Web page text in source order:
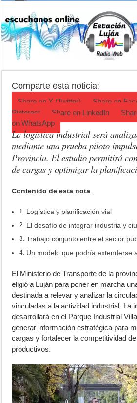
Detuvieron a la mujer que acompañaba
El pronóstico anticipa una semana que
Teatro El Galpón sufrió un robo y pide
Confirmaron la fecha de la Peregrinación
Comparte esta noticia:
Share on X (Twitter) Share on
Pinterest
Share on LinkedIn
onWhatsApp
La logística industrial será
mediante una prueba piloto
Provincia. El estudio permitirá
de cargas y optimizar la
Contenido de esta nota
Logística y planificación vial
El desafío de integrar industria y
Trabajo conjunto entre el sector
Un modelo que podría extenderse
El Ministerio de Transporte de la
eligió a Luján para poner en marcha
destinada a relevar y analizar la
vinculadas a la actividad industrial. La
desarrollará en el Parque Industrial
generar información estratégica para
cargas y fortalecer la competitividad
productivos.